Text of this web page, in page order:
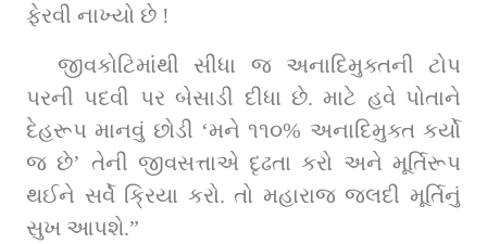
ફેરવી નાખ્યો છે !
જીવકોટિમાંથી સીધા જ અનાદિમુક્તની ટોપ
પરની પદવી પર બેસાડી દીધા છે. માટે હવે પોતાને
દેહરૂપ માનવું છોડી ‘મને ૧૧૦% અનાદિમુક્ત કર્યો
જ છે’ તેની જીવસત્તાએ દૃઢતા કરો અને મૂર્તિરૂપ
થઈને સર્વે ક્રિયા કરો. તો મહારાજ જલદી મૂર્તિનું
સુખ આપશે.”